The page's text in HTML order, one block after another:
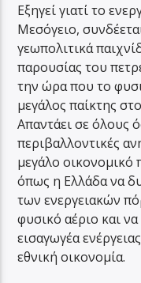
Εξηγεί γιατί το
Μεσόγειο,
γεωπολιτικά
παρουσίας του
την ώρα που το
μεγάλος παίκτης
Απαντάει σε όλους
περιβαλλοντικές
μεγάλο οικονομικό
όπως η Ελλάδα να
των ενεργειακών
φυσικό αέριο και
εισαγωγέα
εθνική οικονομία.